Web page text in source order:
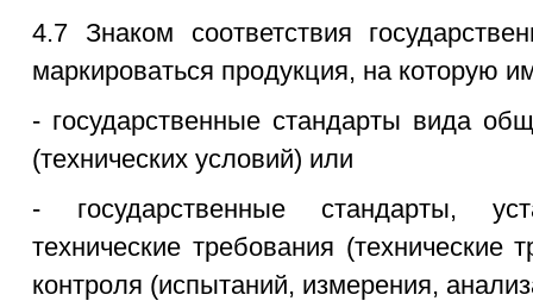
4.7 Знаком соответствия
маркироваться продукция, на которую
- государственные стандарты вида
(технических условий) или
- государственные стандарты,
технические требования (технические
контроля (испытаний, измерения,